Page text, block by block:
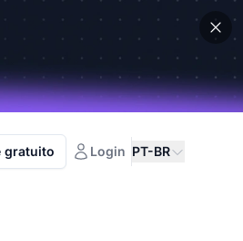
gratuito Login PT-BR